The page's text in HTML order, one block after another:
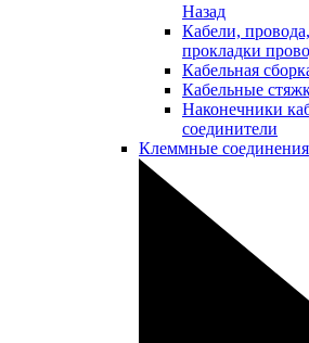
Назад
Кабели,
прокладки
Кабельная
Кабельные
Наконечники
соединители
Клеммные соединения